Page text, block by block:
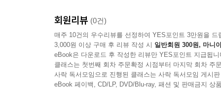
모른다.
줄기세포 기술과 금융자본주의의 새로운 축적 양식
이 책은 어떤 연쇄 속에 있는 것으로 읽히는 이 모
저자는 신자유주의의 부상과 “생명공학 혁명”을
제대로 읽어낼 수 있다고 주장한다. 신자유주의
회원리뷰 (0건)
매주 10건의 우수리뷰를 선정하여 YES포인트 3만원을 드
3,000원 이상 구매 후 리뷰 작성 시 일반회원 300원, 마니
eBook은 다운로드 후 작성한 리뷰만 YES포인트 지급됩니
클래스는 첫번째 회차 주문확정 시점부터 마지막 회차 주
사락 독서모임으로 진행된 클래스는 사락 독서모임 게시
eBook 페이백, CD/LP, DVD/Blu-ray, 패션 및 판매금지 상